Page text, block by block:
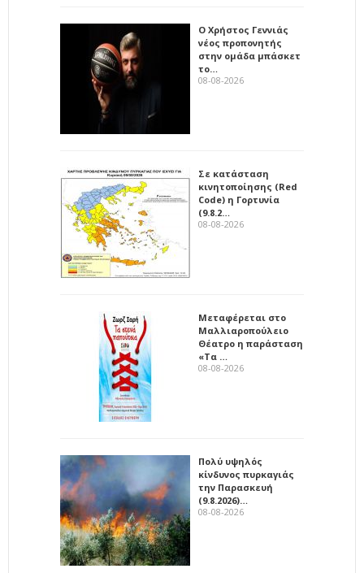
Ο Χρήστος Γεννιάς
νέος προπονητής
στην ομάδα μπάσκετ
το…
08-08-2026
Σε κατάσταση
κινητοποίησης (Red
Code) η Γορτυνία
(9.8.2…
08-08-2026
Μεταφέρεται στο
Μαλλιαροπούλειο
Θέατρο η παράσταση
«Τα …
08-08-2026
Πολύ υψηλός
κίνδυνος πυρκαγιάς
την Παρασκευή
(9.8.2026)…
08-08-2026